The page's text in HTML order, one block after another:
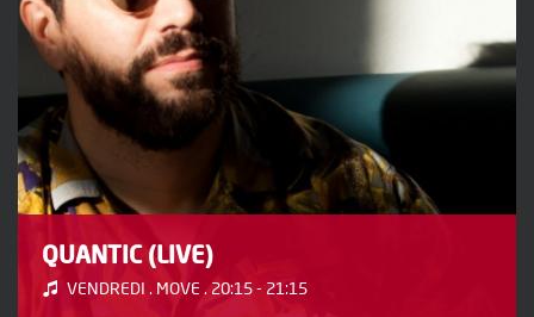
QUANTIC (LIVE)
VENDREDI . MOVE . 20:15 - 21:15